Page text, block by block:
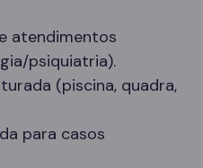
atendimentos
psiquiatria).
(piscina, quadra,
para casos